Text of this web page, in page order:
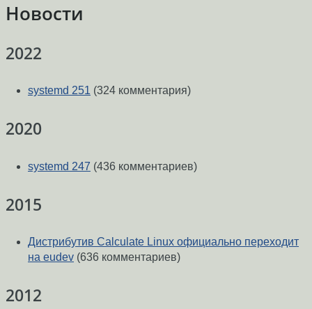
Новости
2022
systemd 251 (324 комментария)
2020
systemd 247 (436 комментариев)
2015
Дистрибутив Calculate Linux официально переходит
на eudev (636 комментариев)
2012